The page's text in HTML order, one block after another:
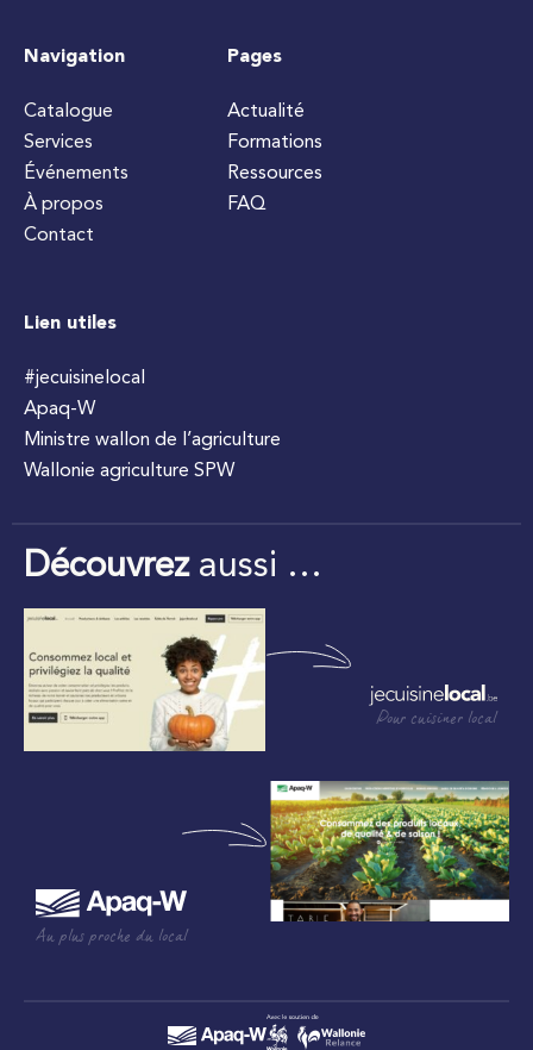
Navigation
Catalogue
Services
Événements
À propos
Contact
Pages
Actualité
Formations
Ressources
FAQ
Lien utiles
#jecuisinelocal
Apaq-W
Ministre wallon de l’agriculture
Wallonie agriculture SPW
Découvrezaussi …
Pour cuisiner local
Au plus proche du local